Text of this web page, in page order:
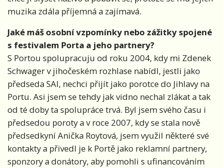
muzika zdála příjemná a zajímavá.
Jaké máš osobní vzpomínky nebo zážitky spojené
s festivalem Porta a jeho partnery?
S Portou spolupracuju od roku 2004, kdy mi Zdenek
Schwager v jihočeském rozhlase nabídl, jestli jako
předseda SAI, nechci přijít jako porotce do Jihlavy na
Portu. Asi jsem se tehdy jak vidno nechal zlákat a tak
od té doby ta spolupráce trvá. Byl jsem svého času i
předsedou poroty a v roce 2007, kdy se stala nově
předsedkyní Anička Roytová, jsem využil některé své
kontakty a přivedl je k Portě jako reklamní partnery,
sponzory a donátory, aby pomohli s ufinancováním